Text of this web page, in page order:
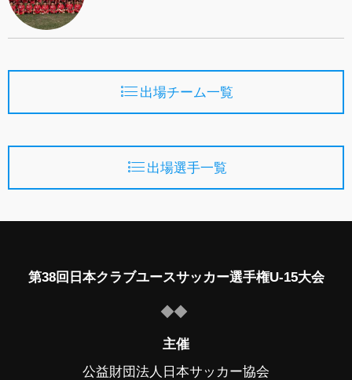
出場チーム一覧
出場選手一覧
第38回日本クラブユースサッカー選手権U-15大会
主催
公益財団法人日本サッカー協会